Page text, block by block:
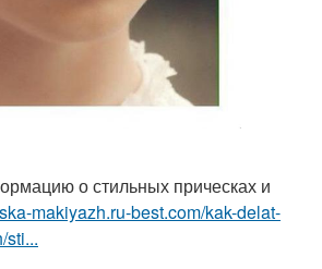
о стильных прическах и
makiyazh.ru-best.com/kak-delat-
sti...